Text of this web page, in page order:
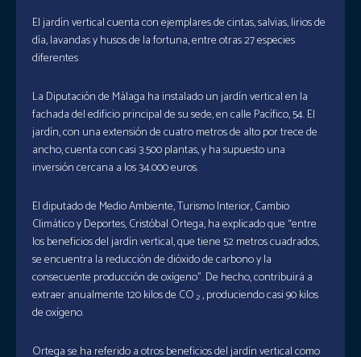
El jardín vertical cuenta con ejemplares de cintas, salvias, lirios de
día, lavandas y husos de la fortuna, entre otras 27 especies
diferentes
La Diputación de Málaga ha instalado un jardín vertical en la
fachada del edificio principal de su sede, en calle Pacífico, 54. El
jardín, con una extensión de cuatro metros de alto por trece de
ancho, cuenta con casi 3.500 plantas, y ha supuesto una
inversión cercana a los 34.000 euros.
El diputado de Medio Ambiente, Turismo Interior, Cambio
Climático y Deportes, Cristóbal Ortega, ha explicado que “entre
los beneficios del jardín vertical, que tiene 52 metros cuadrados,
se encuentra la reducción de dióxido de carbono y la
consecuente producción de oxígeno”. De hecho, contribuirá a
extraer anualmente 120 kilos de CO2, produciendo casi 90 kilos
de oxígeno.
Ortega se ha referido a otros beneficios del jardín vertical como